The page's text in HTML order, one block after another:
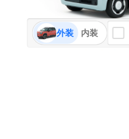
外装 内装